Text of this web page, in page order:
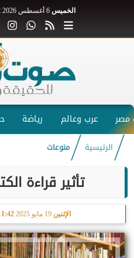
الخميس
عرب وعالم رياضة
الرئيسية منوعات
تأثير قراءة
الإثنين 11:42